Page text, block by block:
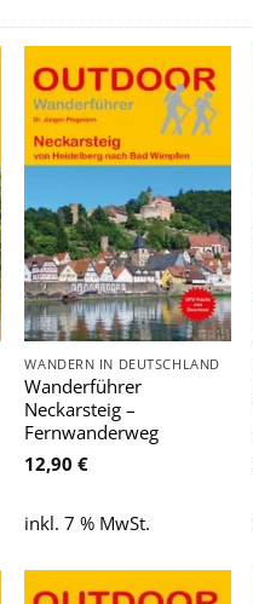
Zu
Wunschliste
hinzufügen
WANDERN IN DEUTSCHLAND
Wanderführer
Neckarsteig –
Fernwanderweg
12,90€
inkl. 7 % MwSt.